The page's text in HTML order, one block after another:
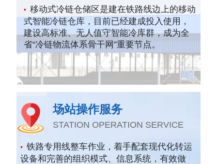
•移动式冷链仓储区是建在铁路线边上的移动
式智能冷链仓库，目前已经建成投入使用，
建设高标准、无人值守智能冷库群，成为全
省“冷链物流体系骨干网”重要节点。
场站操作服务
STATION OPERATION SERVICE
• 铁路专用线整车作业，着手配套现代化转运
设备和完善的组织模式、信息系统，有效做